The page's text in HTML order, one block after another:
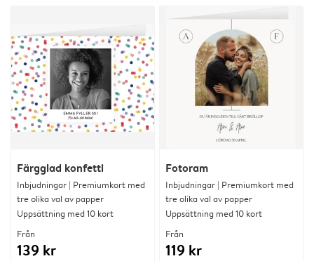
Färgglad konfetti
Inbjudningar | Premiumkort med
tre olika val av papper
Uppsättning med 10 kort
Från
139 kr
Fotoram
Inbjudningar | Premiumkort med
tre olika val av papper
Uppsättning med 10 kort
Från
119 kr